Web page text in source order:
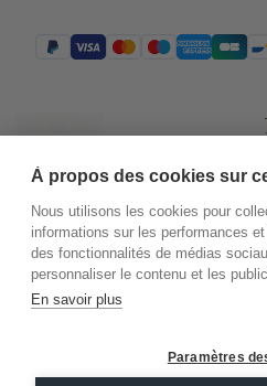
.
Conditions
À propos des cookies sur
Nous utilisons les cookies pour
informations sur les performances
des fonctionnalités de médias
personnaliser le contenu et les
En savoir plus
Paramètres